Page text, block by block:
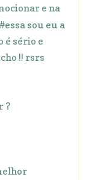
e na
sou eu a
é sério e
!! rsrs
?